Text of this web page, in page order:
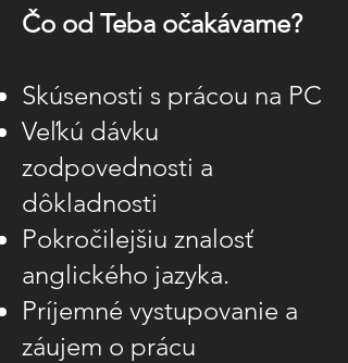
Čo od Teba očakávame?
Skúsenosti s prácou na PC
Veľkú dávku
zodpovednosti a
dôkladnosti
Pokročilejšiu znalosť
anglického jazyka.
Príjemné vystupovanie a
záujem o prácu